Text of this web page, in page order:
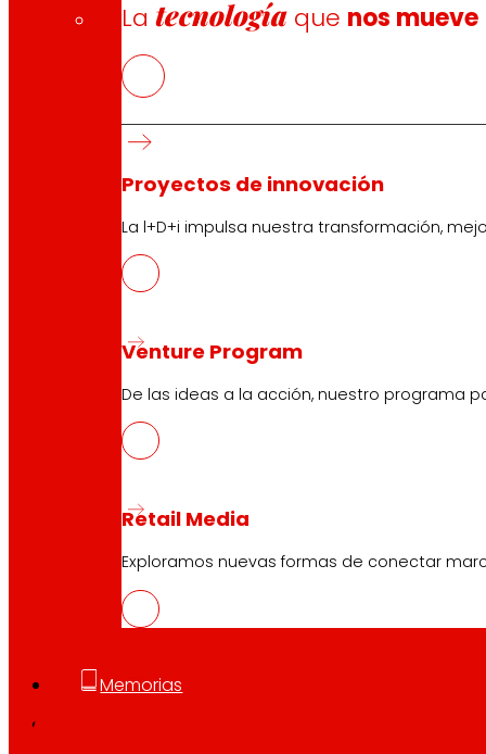
Latecnología que nos mueve
Proyectos de innovación
La l+D+i impulsa nuestra transformación,
Venture Program
De las ideas a la acción, nuestro programa
Retail Media
Exploramos nuevas formas de conectar
Memorias
PDF